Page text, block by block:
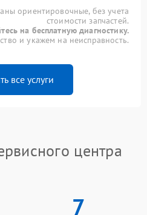
ориентировочные, без учета
стоимости запчастей.
на бесплатную диагностику.
и укажем на неисправность.
все услуги
центра
7